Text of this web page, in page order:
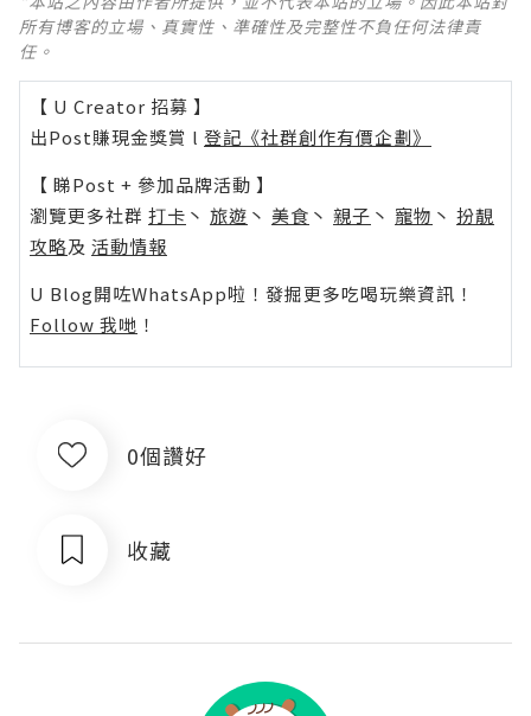
所有博客的立場、真實性、準確性及完整性不負任何法律責
任。
【 U Creator 招募 】
出Post賺現金獎賞 l 登記《社群創作有價企劃》
【 睇Post + 參加品牌活動 】
瀏覽更多社群 打卡 丶 旅遊 丶 美食 丶 親子 丶 寵物 丶 扮靚
攻略及 活動情報
U Blog開咗WhatsApp啦！發掘更多吃喝玩樂資訊！
Follow 我哋 ！
0個讚好
收藏